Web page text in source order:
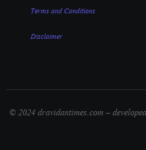
Terms and Conditions
Disclaimer
© 2024 dravidantimes.com –